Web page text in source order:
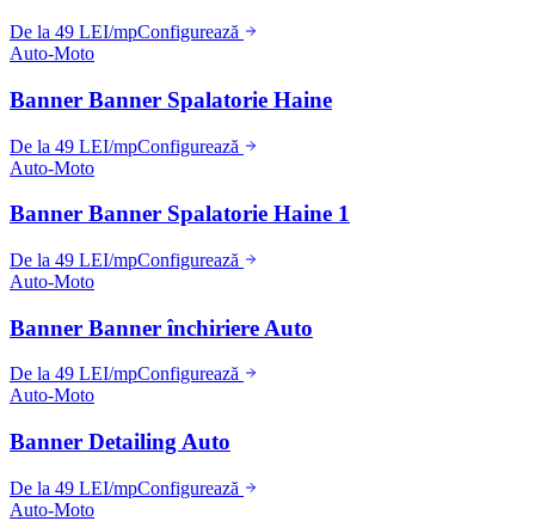
De la 49 LEI/mpConfigurează
Auto-Moto
Banner Banner Spalatorie Haine
De la 49 LEI/mpConfigurează
Auto-Moto
Banner Banner Spalatorie Haine 1
De la 49 LEI/mpConfigurează
Auto-Moto
Banner Banner închiriere Auto
De la 49 LEI/mpConfigurează
Auto-Moto
Banner Detailing Auto
De la 49 LEI/mpConfigurează
Auto-Moto